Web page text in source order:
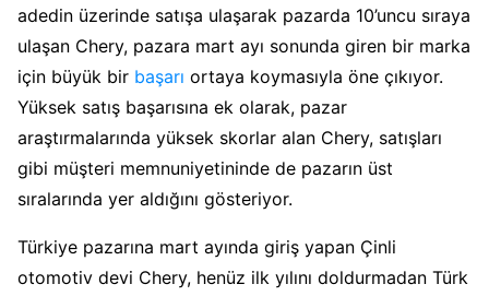
adedin üzerinde satışa ulaşarak pazarda 10’uncu sıraya
ulaşan Chery, pazara mart ayı sonunda giren bir marka
için büyük bir başarı ortaya koymasıyla öne çıkıyor.
Yüksek satış başarısına ek olarak, pazar
araştırmalarında yüksek skorlar alan Chery, satışları
gibi müşteri memnuniyetininde de pazarın üst
sıralarında yer aldığını gösteriyor.
Türkiye pazarına mart ayında giriş yapan Çinli
otomotiv devi Chery, henüz ilk yılını doldurmadan Türk